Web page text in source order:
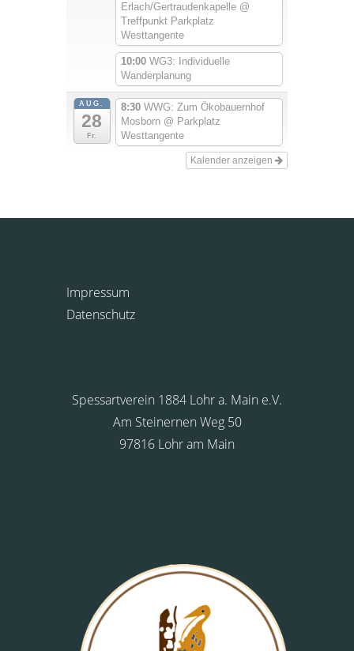
Erlach/Gertraudenkapelle @
Treffpunkt Parkplatz
Westtangente
10:00 WG3: Individuelle
Wanderplanung
AUG.
28
Fr.
8:30 WWG: Zum Ökobauernhof
Mosborn @ Parkplatz
Westtangente
Kalender anzeigen
Impressum
Datenschutz
Spessartverein 1884 Lohr a. Main e.V.
Am Steinernen Weg 50
97816 Lohr am Main